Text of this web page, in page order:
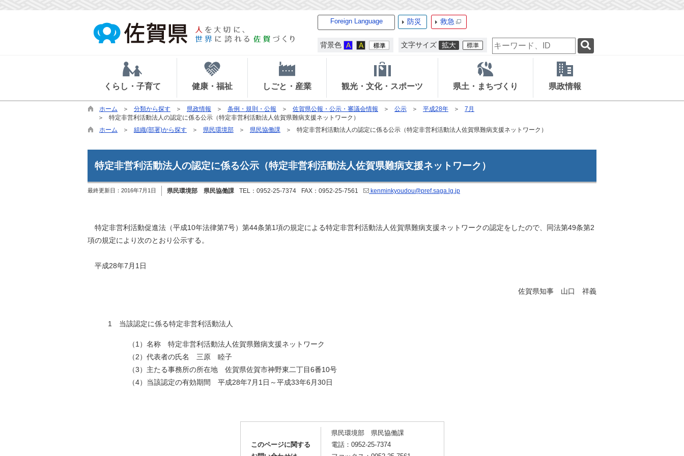
Foreign Language 防災 救急
背景色 文字サイズ
検
索
ー
ー
ド
くらし・子育て 健康・福祉 しごと・産業 観光・文化・スポーツ 県土・まちづくり 県政情報
ホーム 分類から探す 県政情報 条例・規則・公報 佐賀県公報・公示・審議会情報 公示 平成28年
7月
特定非営利活動法人の認定に係る公示（特定非営利活動法人佐賀県難病支援ネットワーク）
ホーム
組織(部署)から探す 県民環境部 県民協働課 特定非営利活動法人の認定に係る公示（特定非営利活動法人佐賀県難病支援ネットワーク）
特定非営利活動法人の認定に係る公示（特定非営利活動法人佐賀県難病支援ネットワーク）
最終更新日： 2016年7月1日 県民環境部 県民協働課 TEL：0952-25-7374 FAX：0952-25-7561 kenminkyoudou@pref.saga.lg.jp
特定非営利活動促進法（平成10年法律第7号）第44条第1項の規定による特定非営利活動法人佐賀県難病支援ネットワークの認定をしたので、同法第49条第2
項の規定により次のとおり公示する。
平成28年7月1日
佐賀県知事 山口 祥義
1 当該認定に係る特定非営利活動法人
（1）名称 特定非営利活動法人佐賀県難病支援ネットワーク
（2）代表者の氏名 三原 睦子
（3）主たる事務所の所在地 佐賀県佐賀市神野東二丁目6番10号
（4）当該認定の有効期間 平成28年7月1日～平成33年6月30日
このページに関する
県民環境部 県民協働課
電話：0952-25-7374